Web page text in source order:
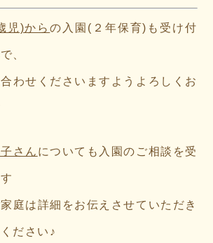
児)からの入園(２年保育)も受け付
、
わせくださいますようよろしくお
さん についても入園のご相談を受
庭は詳細をお伝えさせていただき
ださい♪